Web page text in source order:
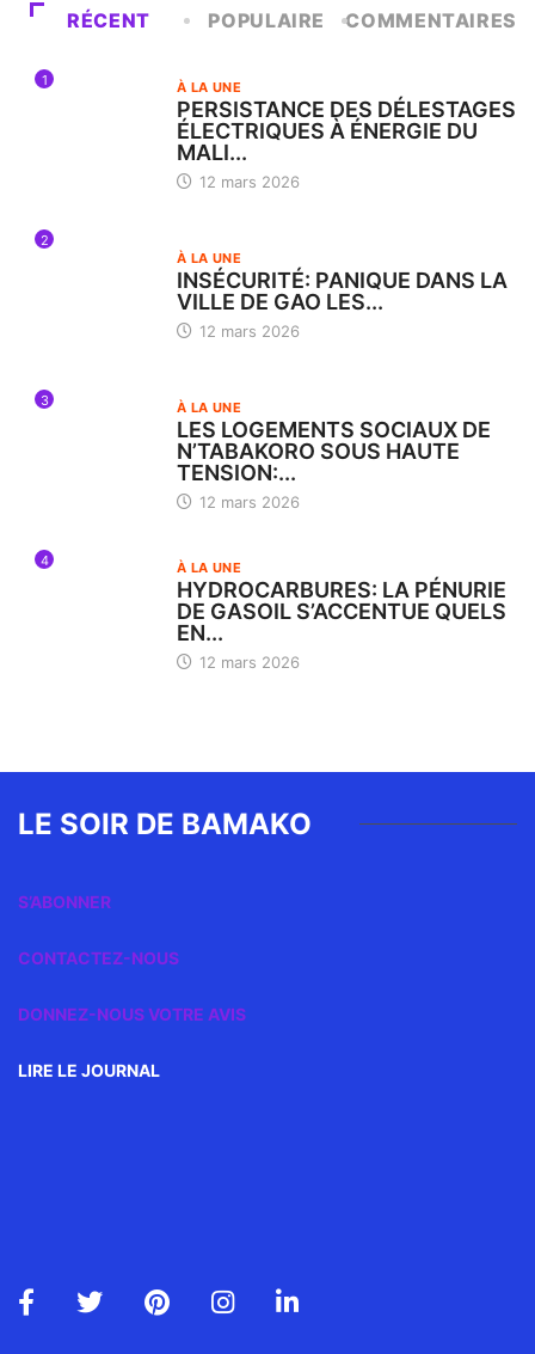
RÉCENT POPULAIRE COMMENTAIRES
1 À LA UNE
PERSISTANCE DES DÉLESTAGES
ÉLECTRIQUES À ÉNERGIE DU
MALI...
12 mars 2026
2
À LA UNE
INSÉCURITÉ: PANIQUE DANS LA
VILLE DE GAO LES...
12 mars 2026
3 À LA UNE
LES LOGEMENTS SOCIAUX DE
N’TABAKORO SOUS HAUTE
TENSION:...
12 mars 2026
4 À LA UNE
HYDROCARBURES: LA PÉNURIE
DE GASOIL S’ACCENTUE QUELS
EN...
12 mars 2026
LE SOIR DE BAMAKO
S’ABONNER
CONTACTEZ-NOUS
DONNEZ-NOUS VOTRE AVIS
LIRE LE JOURNAL